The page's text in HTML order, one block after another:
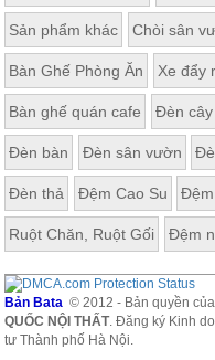
Sản phẩm khác Chòi sân
Bàn Ghế Phòng Ăn Xe đẩy
Bàn ghế quán cafe Đèn cây
Đèn bàn Đèn sân vườn
Đèn thả Đệm Cao Su
Ruột Chăn, Ruột Gối Đệm
Bản Bata © 2012 - Bản quyền
QUỐC NỘI THẤT. Đăng ký Kinh
tư Thành phố Hà Nội.